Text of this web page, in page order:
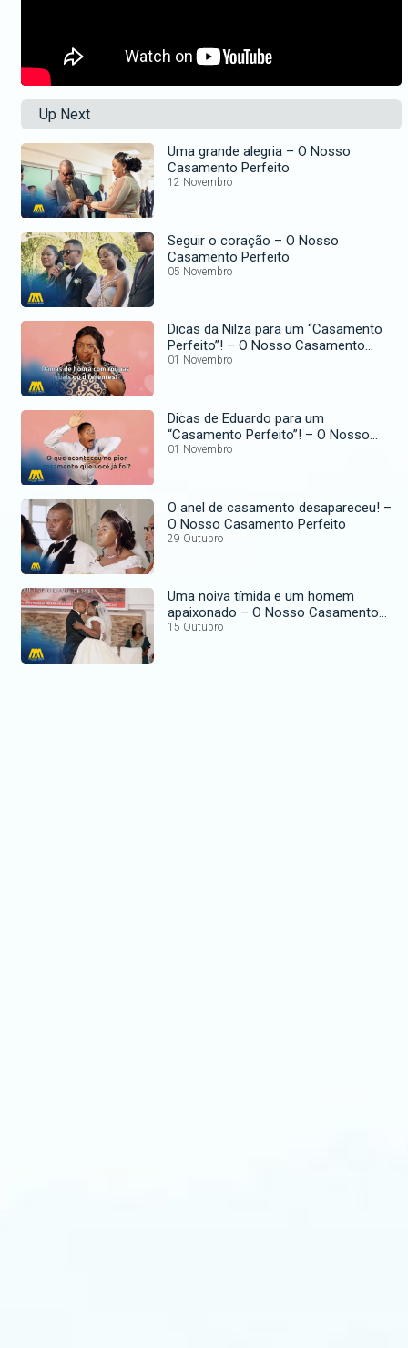
Up Next
Uma grande alegria – O Nosso
Casamento Perfeito
12 Novembro
Seguir o coração – O Nosso
Casamento Perfeito
05 Novembro
Dicas da Nilza para um “Casamento
Perfeito”! – O Nosso Casamento
Perfeito
01 Novembro
Dicas de Eduardo para um
“Casamento Perfeito”! – O Nosso
Casamento Perfeito
01 Novembro
O anel de casamento desapareceu! –
O Nosso Casamento Perfeito
29 Outubro
Uma noiva tímida e um homem
apaixonado – O Nosso Casamento
Perfeito
15 Outubro